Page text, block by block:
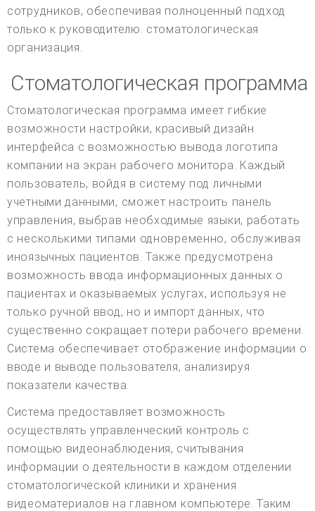
сотрудников, обеспечивая полноценный подход
только к руководителю. стоматологическая
организация.
Стоматологическая программа
Стоматологическая программа имеет гибкие
возможности настройки, красивый дизайн
интерфейса с возможностью вывода логотипа
компании на экран рабочего монитора. Каждый
пользователь, войдя в систему под личными
учетными данными, сможет настроить панель
управления, выбрав необходимые языки, работать
с несколькими типами одновременно, обслуживая
иноязычных пациентов. Также предусмотрена
возможность ввода информационных данных о
пациентах и оказываемых услугах, используя не
только ручной ввод, но и импорт данных, что
существенно сокращает потери рабочего времени.
Система обеспечивает отображение информации о
вводе и выводе пользователя, анализируя
показатели качества.
Система предоставляет возможность
осуществлять управленческий контроль с
помощью видеонаблюдения, считывания
информации о деятельности в каждом отделении
стоматологической клиники и хранения
видеоматериалов на главном компьютере. Таким